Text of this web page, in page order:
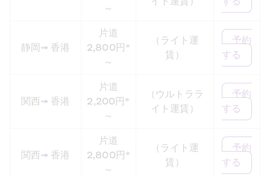
～
静岡 ➟ 香港
片道
2,800円*
～
（ライト運
賃）
予約
する
関西➟ 香港
片道
2,200円*
～
（ウルトララ
イト運賃）
予約
する
関西➟ 香港
片道
2,800円*
～
（ライト運
賃）
予約
する